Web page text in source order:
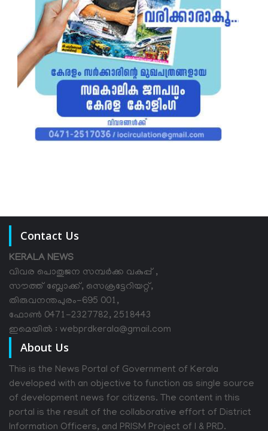
Contact Us
KERALA NEWS
വിവര പൊതുജന സമ്പര്‍ക്ക വകുപ്പ് ,
സൗത്ത് ബ്ലോക്ക്, സെക്രട്ടേറിയറ്റ്,
തിരുവനന്തപുരം-695 001,
ഫോൺ 0471-2327782, 2518443
ഇമെയിൽ : webprdkerala@gmail.com
About Us
This is the News Portal of Government of Kerala
developed with an objective to function as single source
of development news for citizens. The content in this
portal is the result of the collaborative effort of District
Information Officers, and PRISM Project of I & PRD.